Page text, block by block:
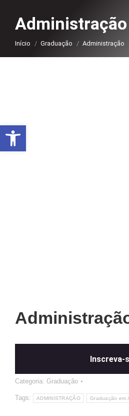
Administração
Você está aqui:
Início Graduação Administração
Inscreva-
Categoria: Graduação
Tags: ADMINISTRAÇÃO Graduação em
Abrir a barra de